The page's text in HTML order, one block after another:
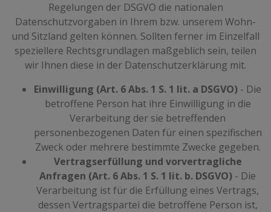
Regelungen der DSGVO die nationalen
Datenschutzvorgaben in Ihrem bzw. unserem Wohn-
und Sitzland gelten können. Sollten ferner im Einzelfall
speziellere Rechtsgrundlagen maßgeblich sein, teilen
wir Ihnen diese in der Datenschutzerklärung mit.
Einwilligung (Art. 6 Abs. 1 S. 1 lit. a DSGVO) - Die
betroffene Person hat ihre Einwilligung in die
Verarbeitung der sie betreffenden
personenbezogenen Daten für einen spezifischen
Zweck oder mehrere bestimmte Zwecke gegeben.
Vertragserfüllung und vorvertragliche
Anfragen (Art. 6 Abs. 1 S. 1 lit. b. DSGVO) - Die
Verarbeitung ist für die Erfüllung eines Vertrags,
dessen Vertragspartei die betroffene Person ist,